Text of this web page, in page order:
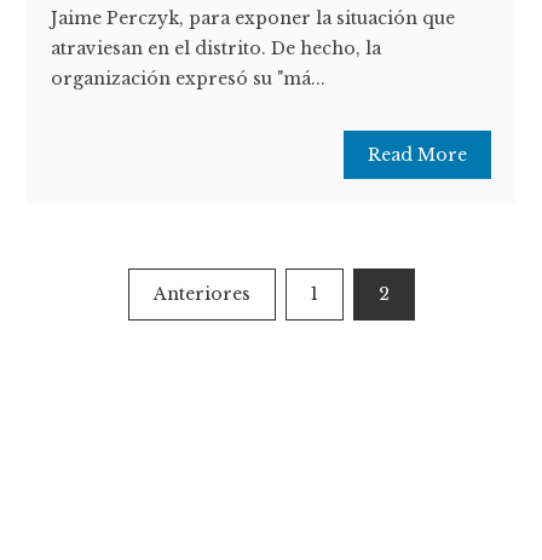
Jaime Perczyk, para exponer la situación que
atraviesan en el distrito. De hecho, la
organización expresó su "má...
Read More
Paginación
Anteriores 1 2